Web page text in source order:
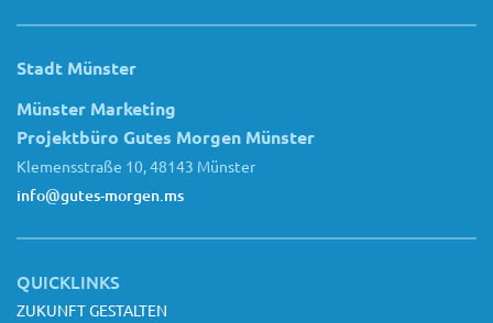
Stadt Münster
Münster Marketing
Projektbüro Gutes Morgen Münster
Klemensstraße 10, 48143 Münster
info@gutes-morgen.ms
QUICKLINKS
ZUKUNFT GESTALTEN